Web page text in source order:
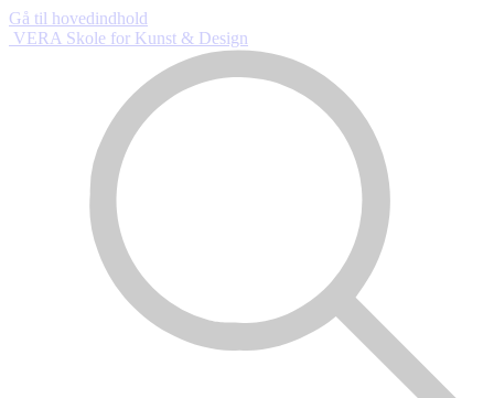
Gå til hovedindhold
VERA Skole for Kunst & Design